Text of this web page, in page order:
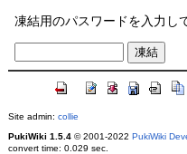
凍結用のパスワードを入力し
Site admin: collie
PukiWiki 1.5.4© 2001-2022 PukiWiki
convert time: 0.029 sec.